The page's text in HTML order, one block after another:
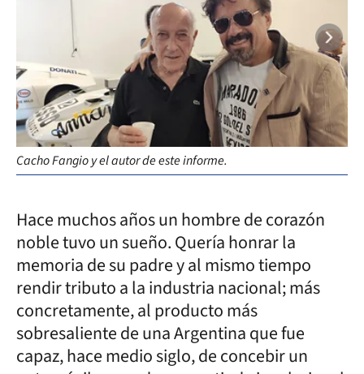
Cacho Fangio y el autor de este informe.
Hace muchos años un hombre de corazón
noble tuvo un sueño. Quería honrar la
memoria de su padre y al mismo tiempo
rendir tributo a la industria nacional; más
concretamente, al producto más
sobresaliente de una Argentina que fue
capaz, hace medio siglo, de concebir un